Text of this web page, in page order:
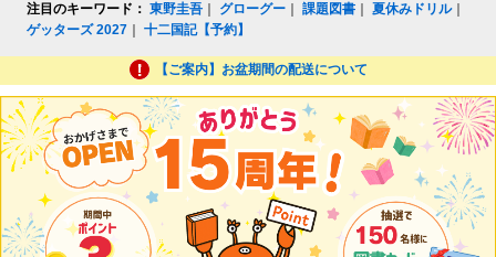
注目のキーワード： 東野圭吾 グローグー ｜課題図書 ｜夏休みドリル｜
ゲッターズ 2027 ｜十二国記【予約】
【ご案内】お盆期間の配送について